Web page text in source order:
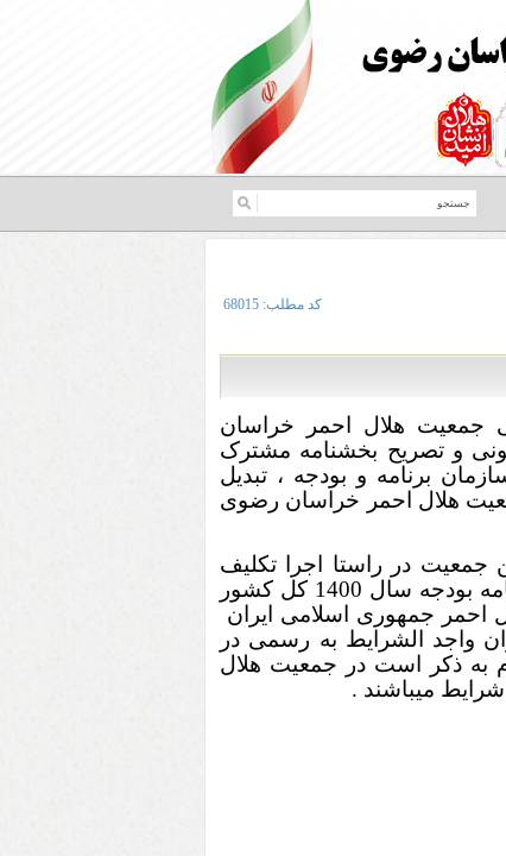
کد مطلب: 68015
جمعیت هلال احمر خراسان
و تصریح بخشنامه مشترک
برنامه و بودجه ، تبدیل
هلال احمر خراسان رضوی
در راستا اجرا تکلیف
بند « د» تبصره «20 » قانون برنامه بودجه سال 1400 کل کشور
احمر جمهوری اسلامی ایران
واجد الشرایط به رسمی در
به ذکر است در جمعیت هلال